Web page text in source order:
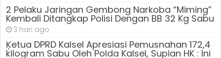
2 Pelaku Jaringan Gembong Narkoba “Miming”
Kembali Ditangkap Polisi Dengan BB 32 Kg Sabu
3 hari ago
Ķetua DPRD Kalsel Apresiasi Pemusnahan 172,4
kilogram Sabu Oleh Polda Kalsel, Supian HK : Ini